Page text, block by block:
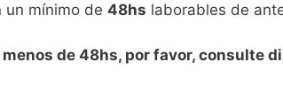
un mínimo de 48hs laborables de
de 48hs, por favor, consulte